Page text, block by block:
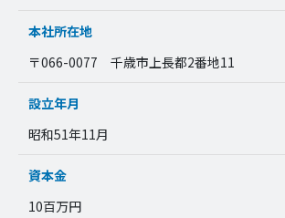
本社所在地
〒066-0077 千歳市上長都2番地11
設立年月
昭和51年11月
資本金
10百万円